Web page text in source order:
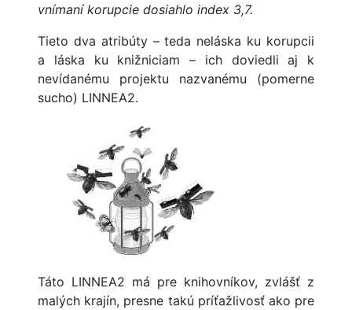
vnímaní korupcie dosiahlo index 3,7.
Tieto dva atribúty – teda neláska ku korupcii
a láska ku knižniciam – ich doviedli aj k
nevídanému projektu nazvanému (pomerne
sucho) LINNEA2.
Táto LINNEA2 má pre knihovníkov, zvlášť z
malých krajín, presne takú príťažlivosť ako pre